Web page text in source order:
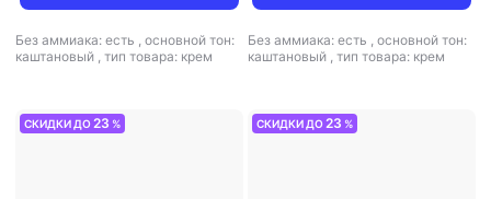
Шоколад
Без аммиака: есть , основной тон:
каштановый , тип товара: крем
Каштан
Без аммиака: есть , основной тон:
каштановый , тип товара: крем
СКИДКИ ДО23 % СКИДКИ ДО23 %